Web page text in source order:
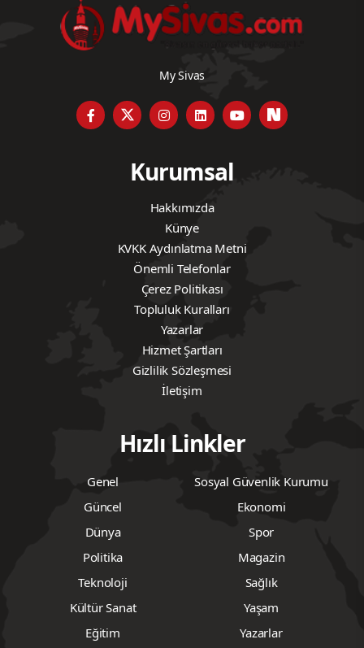
My Sivas
Kurumsal
Hakkımızda
Künye
KVKK Aydınlatma Metni
Önemli Telefonlar
Çerez Politikası
Topluluk Kuralları
Yazarlar
Hizmet Şartları
Gizlilik Sözleşmesi
İletişim
Hızlı Linkler
Genel
Sosyal Güvenlik Kurumu
Güncel
Ekonomi
Dünya
Spor
Politika
Magazin
Teknoloji
Sağlık
Kültür Sanat
Yaşam
Eğitim
Yazarlar